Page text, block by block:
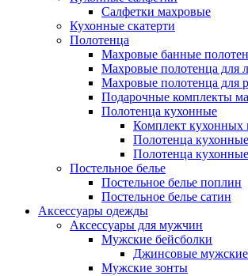
Салфетки махровые
Кухонные скатерти
Полотенца
Махровые банные
Махровые полотенца для
Махровые полотенца для
Подарочные комплекты
Полотенца кухонные
Комплект кухонных
Полотенца
Полотенца
Постельное белье
Постельное белье поплин
Постельное белье сатин
Аксессуары одежды
Аксессуары для мужчин
Мужские бейсболки
Джинсовые мужские
Мужские зонты